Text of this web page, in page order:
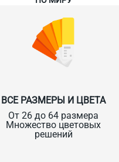
ВСЕ РАЗМЕРЫ И ЦВЕТА
От 26 до 64 размера
Множество цветовых
решений